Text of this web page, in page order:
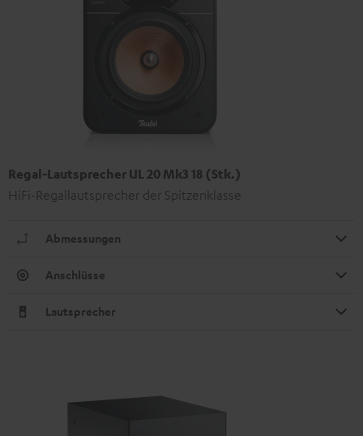
Regal-Lautsprecher UL 20 Mk3 18 (Stk.)
HiFi-Regallautsprecher der Spitzenklasse
Abmessungen
Anschlüsse
Lautsprecher